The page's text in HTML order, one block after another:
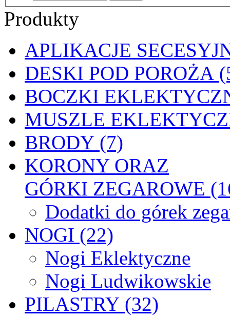
Produkty
APLIKACJE
DESKI POD POROŻA
BOCZKI
MUSZLE
BRODY (7)
KORONY ORAZ
GÓRKI ZEGAROWE
Dodatki do górek
NOGI (22)
Nogi Eklektyczne
Nogi Ludwikowskie
PILASTRY (32)